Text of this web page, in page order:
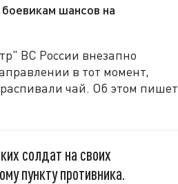
шансов на
ВС России внезапно
в тот момент,
чай. Об этом пишет
солдат на своих
пункту противника.